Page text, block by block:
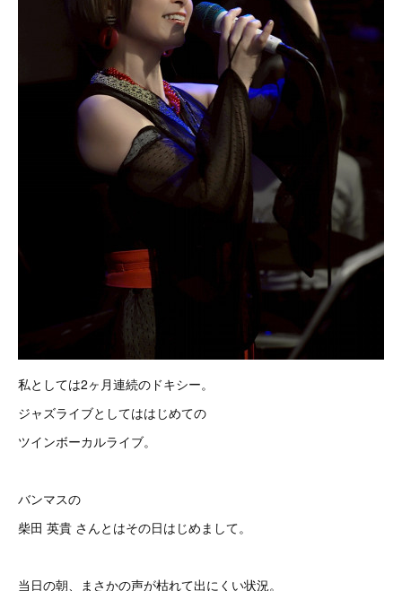
私としては2ヶ月連続のドキシー。
ジャズライブとしてははじめての
ツインボーカルライブ。
バンマスの
柴田 英貴 さんとはその日はじめまして。
当日の朝、まさかの声が枯れて出にくい状況。